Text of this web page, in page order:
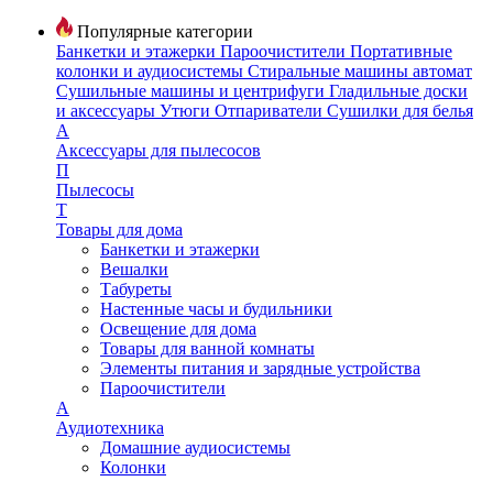
Популярные категории
Банкетки и этажерки Пароочистители Портативные
колонки и аудиосистемы Стиральные машины автомат
Сушильные машины и центрифуги Гладильные доски
и аксессуары Утюги Отпариватели Сушилки для белья
А
Аксессуары для пылесосов
П
Пылесосы
Т
Товары для дома
Банкетки и этажерки
Вешалки
Табуреты
Настенные часы и будильники
Освещение для дома
Товары для ванной комнаты
Элементы питания и зарядные устройства
Пароочистители
А
Аудиотехника
Домашние аудиосистемы
Колонки